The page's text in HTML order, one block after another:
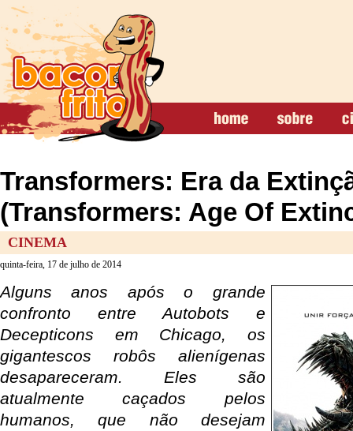
Transformers: Era da
(Transformers: Age Of
CINEMA
quinta-feira, 17 de julho de 2014
Alguns anos após o grande
confronto entre Autobots e
Decepticons em Chicago, os
gigantescos robôs alienígenas
desapareceram. Eles são
atualmente caçados pelos
humanos, que não desejam